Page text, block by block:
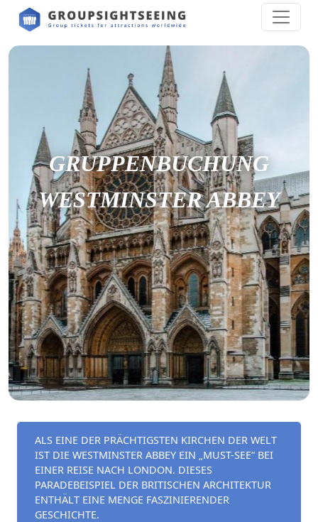
GRUPPENBUCHUNG
WESTMINSTER ABBEY
ALS EINE DER PRÄCHTIGSTEN KIRCHEN DER WELT
IST DIE WESTMINSTER ABBEY EIN „MUST-SEE“ BEI
EINER REISE NACH LONDON. DIESES
PARADEBEISPIEL DER BRITISCHEN ARCHITEKTUR
ENTHÄLT EINE MENGE FASZINIERENDER
GESCHICHTE.